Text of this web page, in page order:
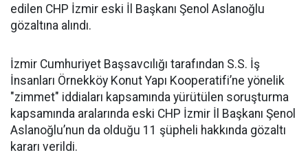
edilen CHP İzmir eski İl Başkanı Şenol Aslanoğlu
gözaltına alındı.
İzmir Cumhuriyet Başsavcılığı tarafından S.S. İş
İnsanları Örnekköy Konut Yapı Kooperatifi’ne yönelik
"zimmet" iddiaları kapsamında yürütülen soruşturma
kapsamında aralarında eski CHP İzmir İl Başkanı Şenol
Aslanoğlu’nun da olduğu 11 şüpheli hakkında gözaltı
kararı verildi.